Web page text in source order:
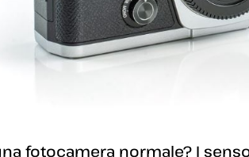
fotocamera normale? I